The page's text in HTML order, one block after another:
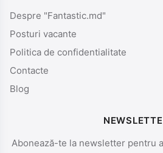
Despre "Fantastic.md"
Posturi vacante
Politica de confidentialitate
Contacte
Blog
Abonează-te la newsletter pentru